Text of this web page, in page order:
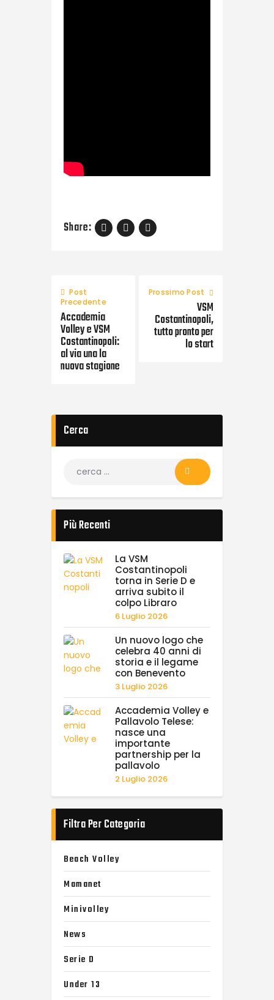
Share:
Post
Precedente
Accademia
Volley e VSM
Costantinopoli:
al via una la
nuova stagione
Prossimo Post
VSM
Costantinopoli,
tutto pronto per
lo start
Cerca
Più Recenti
La VSM
Costantinopoli
torna in Serie D e
arriva subito il
colpo Libraro
6 Luglio 2026
Un nuovo logo che
celebra 40 anni di
storia e il legame
con Benevento
3 Luglio 2026
Accademia Volley e
Pallavolo Telese:
nasce una
importante
partnership per la
pallavolo
2 Luglio 2026
Filtra Per Categoria
Beach Volley
Mamanet
Minivolley
News
Serie D
Under 13